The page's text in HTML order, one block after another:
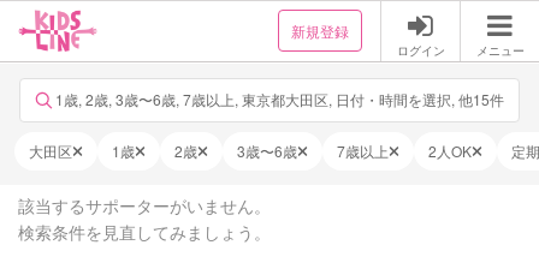
新規登録
ログイン メニュー
1歳, 2歳, 3歳〜6歳, 7歳以上, 東京都大田区, 日付・時間を選択, 他15件
大田区 1歳 2歳 3歳〜6歳 7歳以上 2人OK 定
該当するサポーターがいません。
検索条件を見直してみましょう。